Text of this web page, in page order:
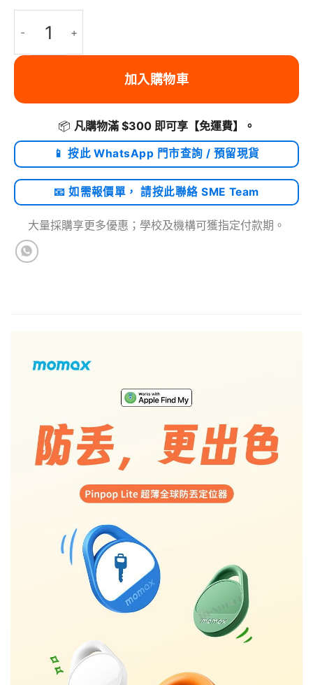
加入購物車
📦 凡購物滿 $300 即可享 【免運費】 。
📱 按此 WhatsApp 門市查詢 / 預留現貨
📧 如需報價單， 請按此聯絡 SME Team
大量採購享更多優惠；學校及機構可獲指定付款期。